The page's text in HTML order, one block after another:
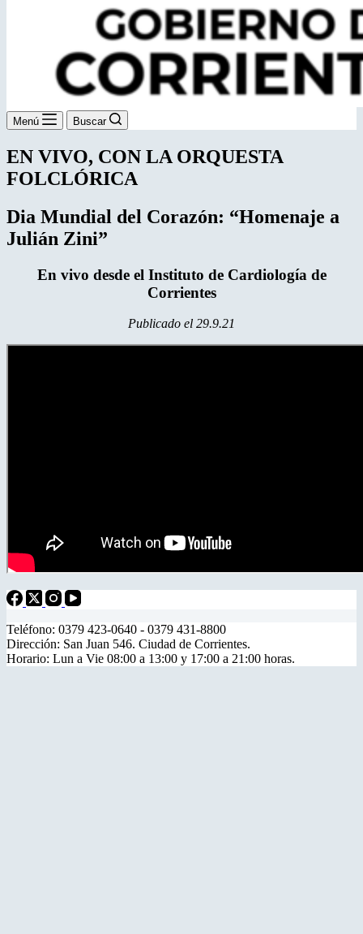
Menú Buscar
EN VIVO, CON LA ORQUESTA
FOLCLÓRICA
Dia Mundial del Corazón: “Homenaje a
Julián Zini”
En vivo desde el Instituto de Cardiología de
Corrientes
Publicado el 29.9.21
Teléfono: 0379 423-0640 - 0379 431-8800
Dirección: San Juan 546. Ciudad de Corrientes.
Horario: Lun a Vie 08:00 a 13:00 y 17:00 a 21:00 horas.